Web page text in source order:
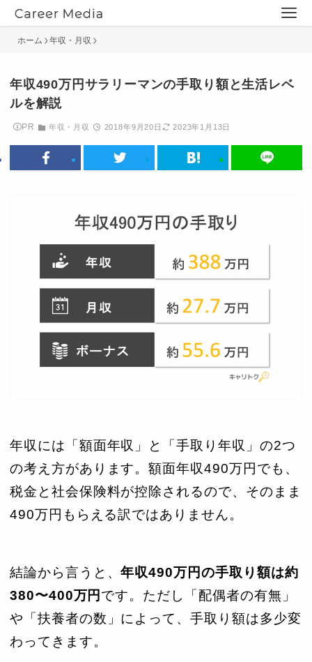
ホーム 年収・月収
年収490万円サラリーマンの手取り額と生活レベ
ルを解説
PR 年収・月収 2018年9月20日 2023年1月13日
年収には「額面年収」と「手取り年収」の2つ
の考え方があります。額面年収490万円でも、
税金と社会保険料が控除されるので、そのまま
490万円もらえる訳ではありません。
結論から言うと、年収490万円の手取り額は約
380〜400万円 です。ただし「配偶者の有無」
や「扶養者の数」によって、手取り額は多少変
わってきます。